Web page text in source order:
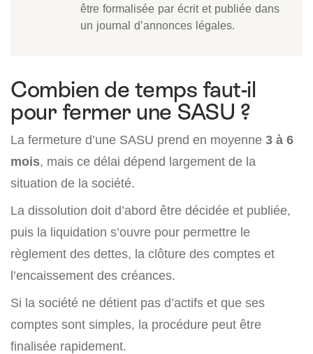
être formalisée par écrit et publiée dans
un journal d’annonces légales.
Combien de temps faut-il
pour fermer une SASU ?
La fermeture d’une SASU prend en moyenne 3 à 6
mois, mais ce délai dépend largement de la
situation de la société.
La dissolution doit d’abord être décidée et publiée,
puis la liquidation s’ouvre pour permettre le
règlement des dettes, la clôture des comptes et
l’encaissement des créances.
Si la société ne détient pas d’actifs et que ses
comptes sont simples, la procédure peut être
finalisée rapidement.